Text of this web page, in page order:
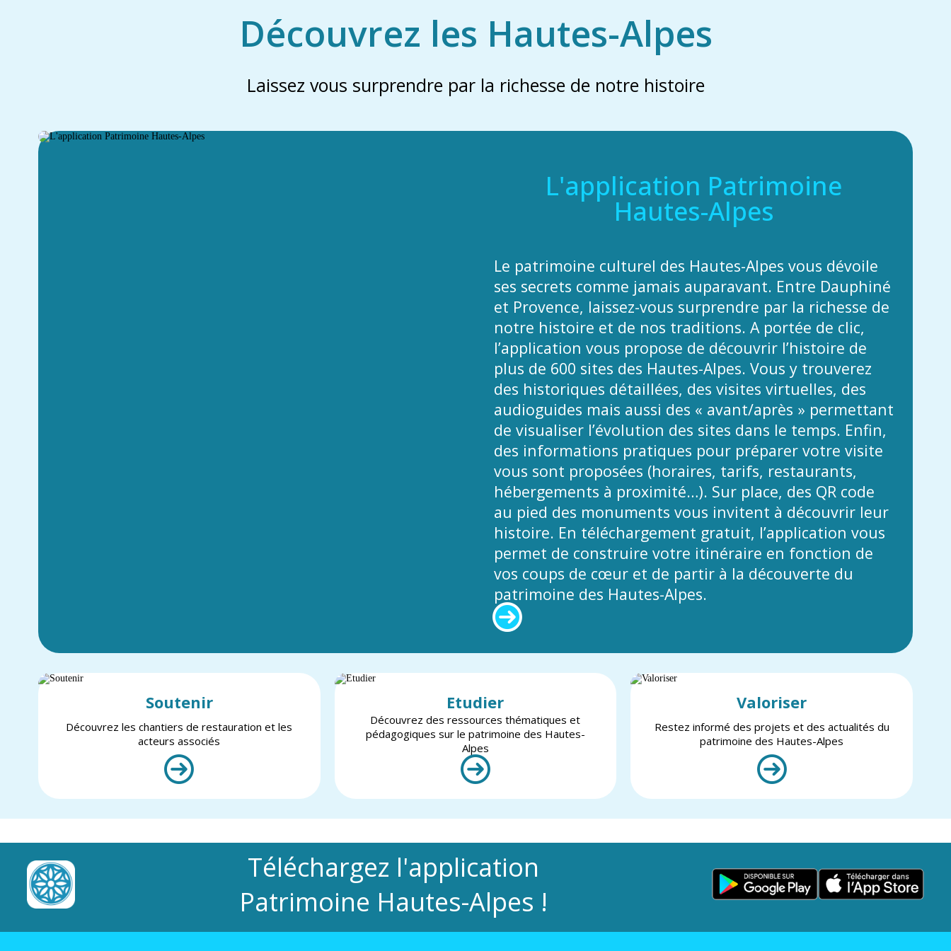
Découvrez les Hautes-Alpes
Laissez vous surprendre par la richesse de notre histoire
L'application Patrimoine
Hautes-Alpes
Le patrimoine culturel des Hautes-Alpes vous dévoile
ses secrets comme jamais auparavant. Entre Dauphiné
et Provence, laissez-vous surprendre par la richesse de
notre histoire et de nos traditions. A portée de clic,
l’application vous propose de découvrir l’histoire de
plus de 600 sites des Hautes-Alpes. Vous y trouverez
des historiques détaillées, des visites virtuelles, des
audioguides mais aussi des « avant/après » permettant
de visualiser l’évolution des sites dans le temps. Enfin,
des informations pratiques pour préparer votre visite
vous sont proposées (horaires, tarifs, restaurants,
hébergements à proximité…). Sur place, des QR code
au pied des monuments vous invitent à découvrir leur
histoire. En téléchargement gratuit, l’application vous
permet de construire votre itinéraire en fonction de
vos coups de cœur et de partir à la découverte du
patrimoine des Hautes-Alpes.
Soutenir
Découvrez les chantiers de restauration et les
acteurs associés
Etudier
Découvrez des ressources thématiques et
pédagogiques sur le patrimoine des Hautes-
Alpes
Valoriser
Restez informé des projets et des actualités du
patrimoine des Hautes-Alpes
Téléchargez l'application
Patrimoine Hautes-Alpes !